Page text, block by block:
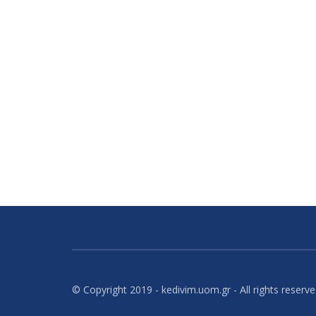
© Copyright 2019 - kedivim.uom.gr - All rights